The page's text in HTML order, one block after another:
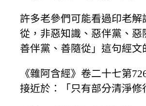
許多老參們可能看過印老
從，非惡知識、惡伴黨、
善伴黨、善隨從」這句經文
《雜阿含經》卷二十七第
接近於：「只有部分清淨